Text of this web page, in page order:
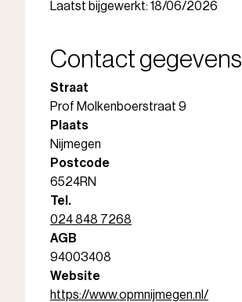
Laatst bijgewerkt: 18/06/2026
Contact gegevens
Straat
Prof Molkenboerstraat 9
Plaats
Nijmegen
Postcode
6524RN
Tel.
024 848 7268
AGB
94003408
Website
https://www.opmnijmegen.nl/